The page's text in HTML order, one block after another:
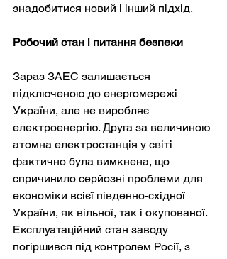
знадобитися новий і інший підхід.
Робочий стан і питання безпеки
Зараз ЗАЕС залишається
підключеною до енергомережі
України, але не виробляє
електроенергію. Друга за величиною
атомна електростанція у світі
фактично була вимкнена, що
спричинило серйозні проблеми для
економіки всієї південно-східної
України, як вільної, так і окупованої.
Експлуатаційний стан заводу
погіршився під контролем Росії, з